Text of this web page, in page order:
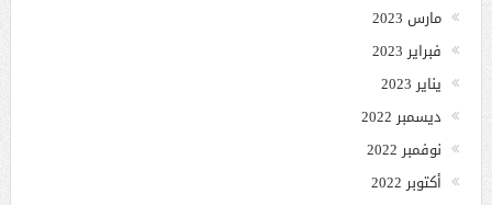
مارس 2023
فبراير 2023
يناير 2023
ديسمبر 2022
نوفمبر 2022
أكتوبر 2022